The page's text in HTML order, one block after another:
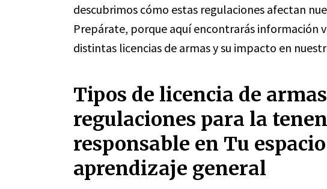
descubrimos cómo estas regulaciones afectan
Prepárate, porque aquí encontrarás información
distintas licencias de armas y su impacto en
Tipos de licencia de
regulaciones para la
responsable en Tu
aprendizaje general